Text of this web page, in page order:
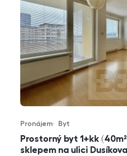
Prostorný byt 1+kk
sklepem na ulici Dusíkova
Typ nabídky
Pronájem
Typ nemovitosti
Byt